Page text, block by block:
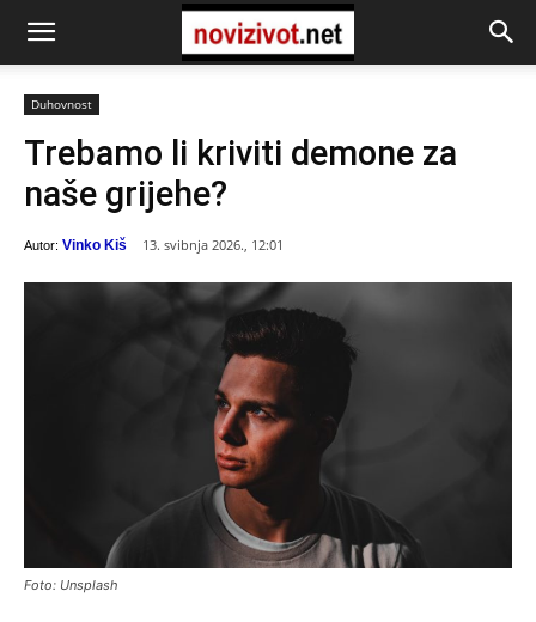
Duhovnost
Trebamo li kriviti demone za
naše grijehe?
Autor: Vinko Kiš 13. svibnja 2026., 12:01
Foto: Unsplash